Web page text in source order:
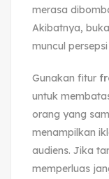
merasa
Akibatnya,
muncul
Gunakan fitur
untuk
orang yang
menampilkan
audiens. Jika
memperluas